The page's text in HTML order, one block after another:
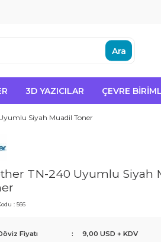
Ara
3D YAZICILAR ÇEVRE
Siyah Muadil Toner
TN-240 Uyumlu Siyah
: 566
Fiyatı :
9,00 USD + KDV